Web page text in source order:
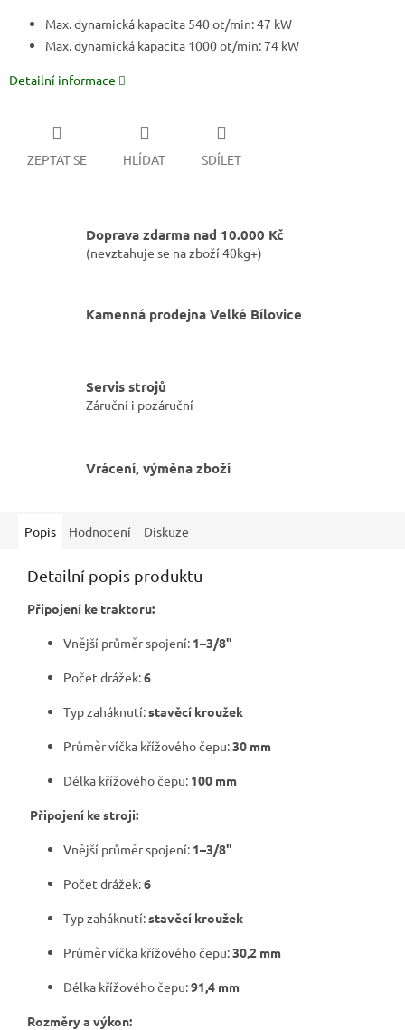
Max. dynamická kapacita 540 ot/min: 47 kW
Max. dynamická kapacita 1000 ot/min: 74 kW
Detailní informace
ZEPTAT SE HLÍDAT SDÍLET
Doprava zdarma nad 10.000 Kč
(nevztahuje se na zboží 40kg+)
Kamenná prodejna Velké Bílovice
Servis strojů
Záruční i pozáruční
Vrácení, výměna zboží
Popis Hodnocení Diskuze
Detailní popis produktu
Připojení ke traktoru:
Vnější průměr spojení: 1–3/8"
Počet drážek:6
Typ zaháknutí:stavěcí kroužek
Průměr víčka křížového čepu:30 mm
Délka křížového čepu: 100 mm
Připojení ke stroji:
Vnější průměr spojení: 1–3/8"
Počet drážek:6
Typ zaháknutí:stavěcí kroužek
Průměr víčka křížového čepu:30,2 mm
Délka křížového čepu:91,4 mm
Rozměry a výkon: